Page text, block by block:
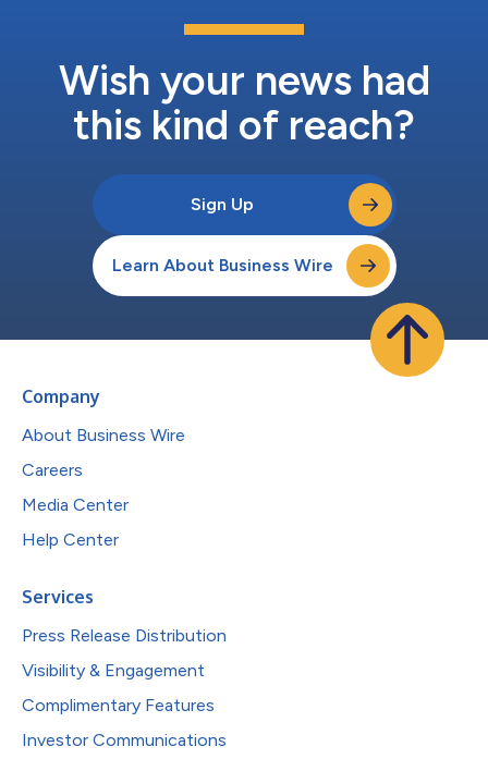
Wish your news had
this kind of reach?
Sign Up
Learn About Business Wire
Company
About Business Wire
Careers
Media Center
Help Center
Services
Press Release Distribution
Visibility & Engagement
Complimentary Features
Investor Communications